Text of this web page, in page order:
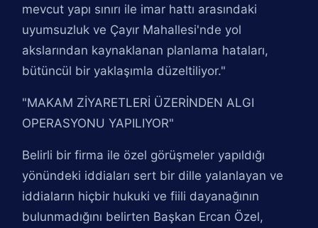
mevcut yapı sınırı ile imar hattı arasındaki
uyumsuzluk ve Çayır Mahallesi'nde yol
akslarından kaynaklanan planlama hataları,
bütüncül bir yaklaşımla düzeltiliyor."
"MAKAM ZİYARETLERİ ÜZERİNDEN ALGI
OPERASYONU YAPILIYOR"
Belirli bir firma ile özel görüşmeler yapıldığı
yönündeki iddiaları sert bir dille yalanlayan ve
iddiaların hiçbir hukuki ve fiili dayanağının
bulunmadığını belirten Başkan Ercan Özel,